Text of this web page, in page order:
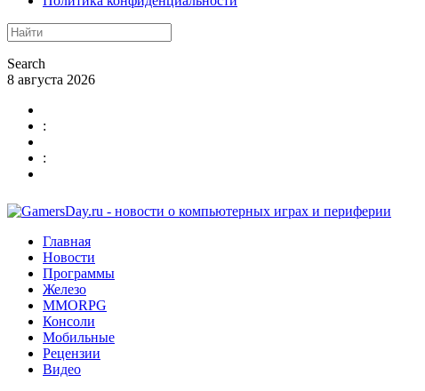
Search
8 августа 2026
:
:
Главная
Новости
Программы
Железо
MMORPG
Консоли
Мобильные
Рецензии
Видео